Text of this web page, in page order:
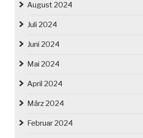
August 2024
Juli 2024
Juni 2024
Mai 2024
April 2024
März 2024
Februar 2024